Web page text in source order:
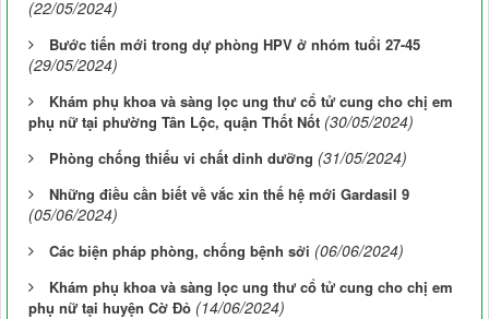
(22/05/2024)
Bước tiến mới trong dự phòng HPV ở nhóm tuổi 27-45
(29/05/2024)
Khám phụ khoa và sàng lọc ung thư cổ tử cung cho chị em
phụ nữ tại phường Tân Lộc, quận Thốt Nốt (30/05/2024)
Phòng chống thiếu vi chất dinh dưỡng (31/05/2024)
Những điều cần biết về vắc xin thế hệ mới Gardasil 9
(05/06/2024)
Các biện pháp phòng, chống bệnh sởi (06/06/2024)
Khám phụ khoa và sàng lọc ung thư cổ tử cung cho chị em
phụ nữ tại huyện Cờ Đỏ (14/06/2024)